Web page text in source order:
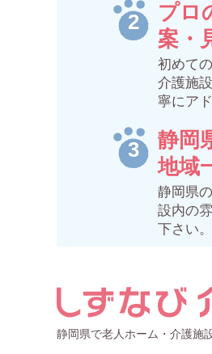
プロ
案・
初めて
介護施
寧にア
静岡
地域
静岡県
設内の
下さい。
静岡県で老人ホーム・介護施